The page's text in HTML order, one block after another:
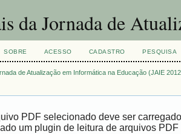
da Jornada de
SOBRE ACESSO CADASTRO PESQUISA
de Atualização em Informática na Educação (JAIE
PDF selecionado deve ser
um plugin de leitura de arquivos